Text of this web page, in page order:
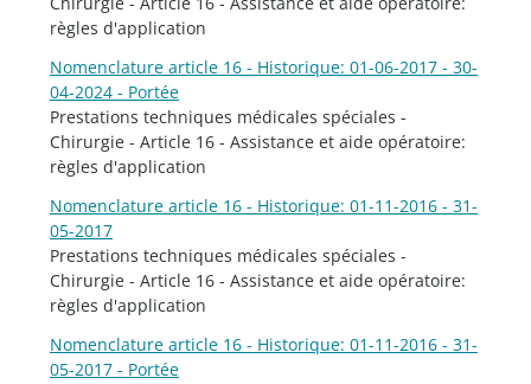
règles d'application
Nomenclature article 16 - Historique: 01-06-2017 - 30-
04-2024 - Portée
Prestations techniques médicales spéciales -
Chirurgie - Article 16 - Assistance et aide opératoire:
règles d'application
Nomenclature article 16 - Historique: 01-11-2016 - 31-
05-2017
Prestations techniques médicales spéciales -
Chirurgie - Article 16 - Assistance et aide opératoire:
règles d'application
Nomenclature article 16 - Historique: 01-11-2016 - 31-
05-2017 - Portée